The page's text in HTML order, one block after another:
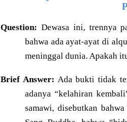
Question: Dewasa ini, trennya
bahwa ada ayat-ayat di
meninggal dunia. Apakah
Brief Answer: Ada bukti tidak
adanya “kelahiran
samawi, disebutkan